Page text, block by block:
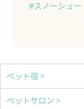
#スノーシュー
ペット宿 >
ペットサロン >